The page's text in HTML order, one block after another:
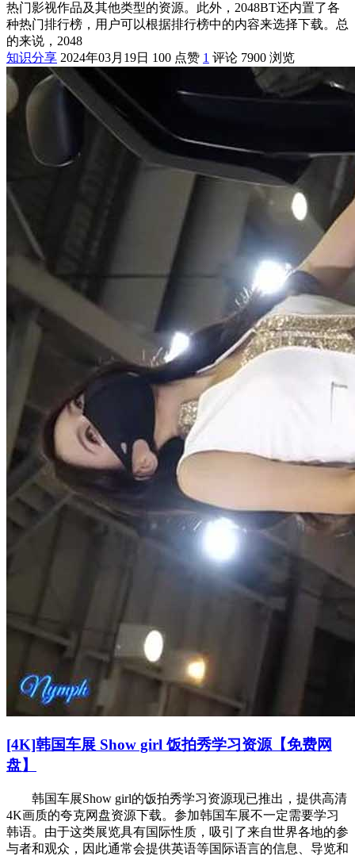
热门影视作品及其他类型的资源。此外，2048BT还内置了各
种热门排行榜，用户可以根据排行榜中的内容来选择下载。总
的来说，2048
知识分享 2024年03月19日 100 点赞 1 评论 7900 浏览
[4K]韩国车展 Show girl 饭拍秀学习资源【免费网
盘】
韩国车展Show girl的饭拍秀学习资源现已推出，提供高清
4K画质的夸克网盘资源下载。参加韩国车展不一定需要学习
韩语。由于这类展览具有国际性质，吸引了来自世界各地的参
与者和观众，因此通常会提供英语等国际语言的信息、导览和